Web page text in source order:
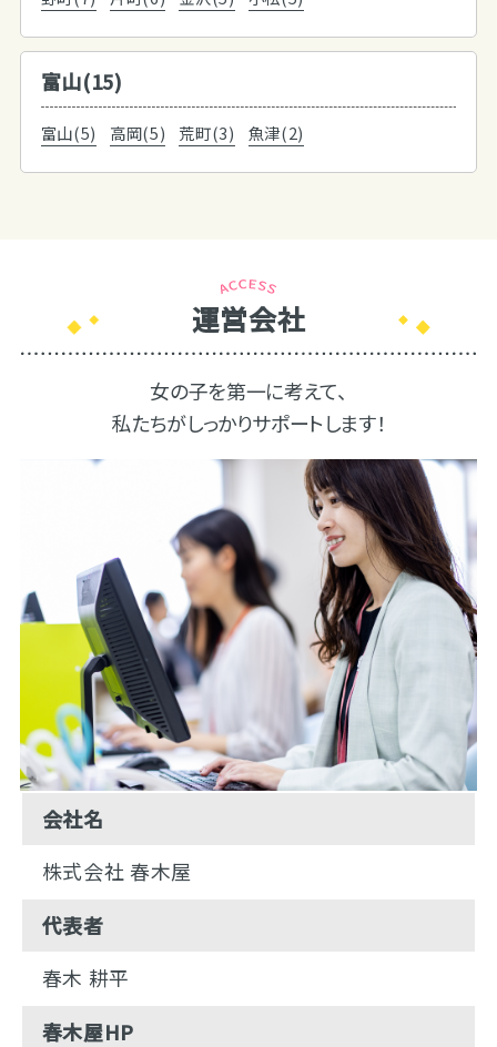
富山(15)
富山(5) 高岡(5) 荒町(3) 魚津(2)
運営会社
女の子を第一に考えて、
私たちがしっかりサポートします！
会社名
株式会社 春木屋
代表者
春木 耕平
春木屋HP